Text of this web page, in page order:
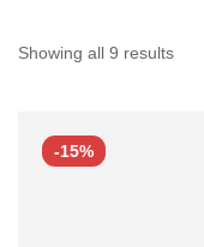
Showing all 9 results
-15%